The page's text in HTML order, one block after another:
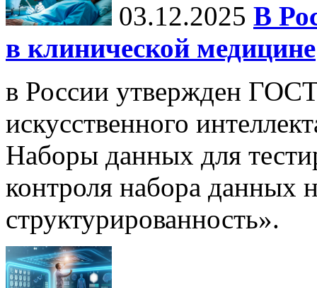
03.12.2025 В
в клинической медицине
в России утвержден
искусственного
Наборы данных для
контроля набора данных
структурированность».